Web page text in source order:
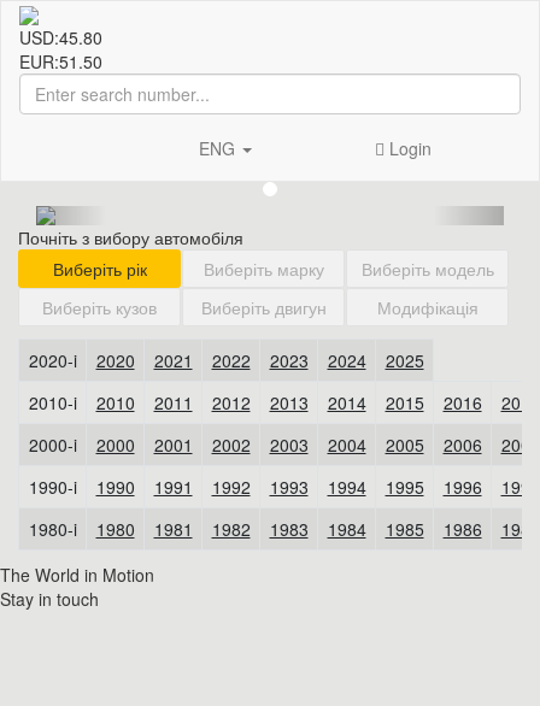
USD:45.80
EUR:51.50
ENG Login
Почніть з вибору автомобіля
The World in Motion
Stay in touch